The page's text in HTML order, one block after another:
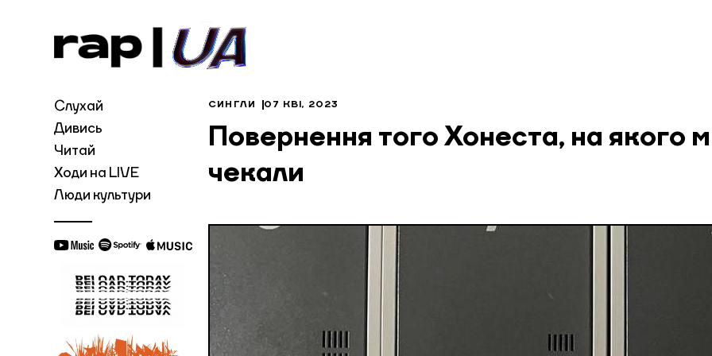
Слухай
Дивись
Читай
Ходи на LIVE
Люди культури
СИНГЛИ 07 КВІ, 2023
Повернення того Хонеста, на якого
чекали